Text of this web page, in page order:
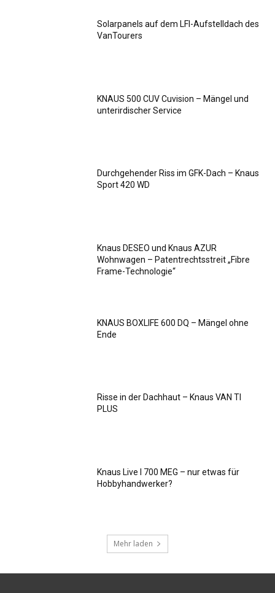
Solarpanels auf dem LFI-Aufstelldach des
VanTourers
KNAUS 500 CUV Cuvision – Mängel und
unterirdischer Service
Durchgehender Riss im GFK-Dach – Knaus
Sport 420 WD
Knaus DESEO und Knaus AZUR
Wohnwagen – Patentrechtsstreit „Fibre
Frame-Technologie“
KNAUS BOXLIFE 600 DQ – Mängel ohne
Ende
Risse in der Dachhaut – Knaus VAN TI
PLUS
Knaus Live I 700 MEG – nur etwas für
Hobbyhandwerker?
Mehr laden